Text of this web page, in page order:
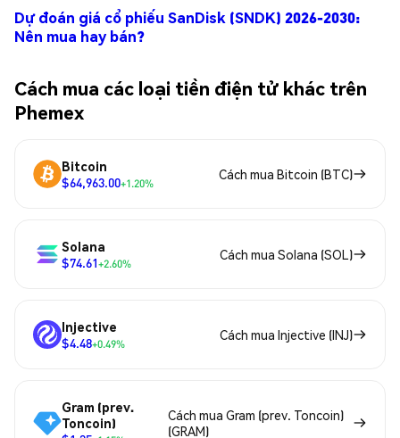
Dự đoán giá cổ phiếu SanDisk (SNDK) 2026-2030:
Nên mua hay bán?
Cách mua các loại tiền điện tử khác trên
Phemex
Bitcoin
$64,963.00+1.20%
Cách mua Bitcoin (BTC)
Solana
$74.61+2.60%
Cách mua Solana (SOL)
Injective
$4.48+0.49%
Cách mua Injective (INJ)
Gram (prev.
Toncoin)
Cách mua Gram (prev. Toncoin)
(GRAM)